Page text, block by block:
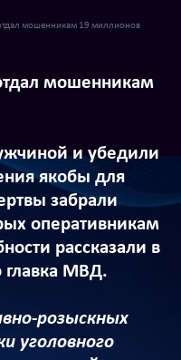
мошенникам 19 миллионов
мошенникам
и убедили
якобы для
забрали
оперативникам
рассказали в
главка МВД.
розыскных
уголовного